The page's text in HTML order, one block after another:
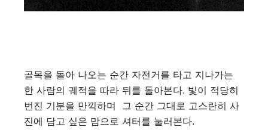
골목을 돌아 나오는 순간 자전거를 타고 지나가는
한 사람의 궤적을 따라 뒤를 돌아본다. 빛이 적당히
번진 기분을 만끽하며 그 순간 그대로 고스란히 사
진에 담고 싶은 맘으로 셔터를 눌러본다.